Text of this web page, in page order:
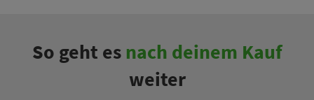
So geht es nach deinem Kauf
weiter